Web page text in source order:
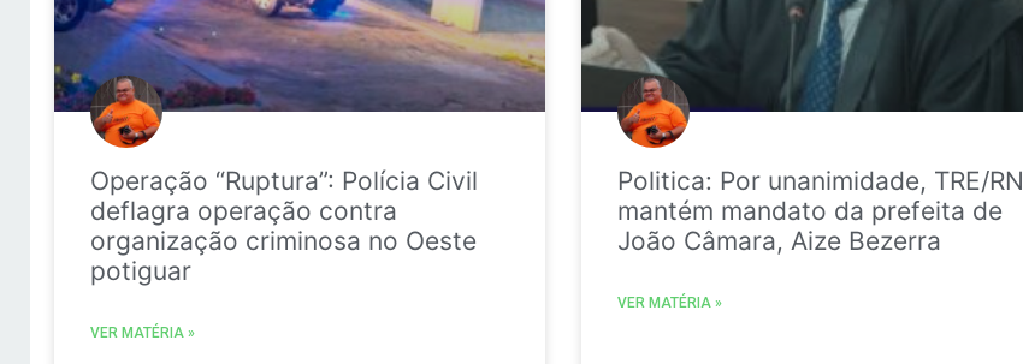
Operação “Ruptura”: Polícia Civil
deflagra operação contra
organização criminosa no Oeste
potiguar
VER MATÉRIA »
Politica: Por unanimidade, TRE/RN
mantém mandato da prefeita de
João Câmara, Aize Bezerra
VER MATÉRIA »